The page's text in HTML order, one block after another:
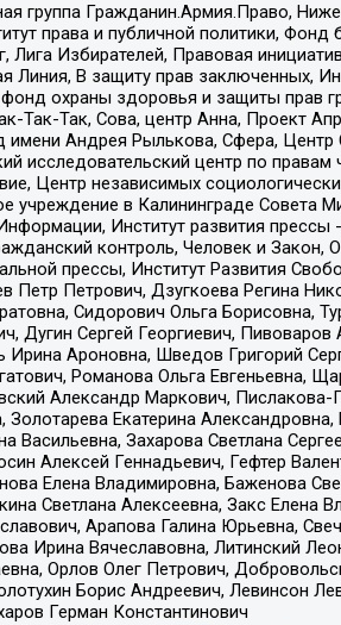
группа Гражданин.Армия.Право,
права и публичной политики,
Лига Избирателей, Правовая
Линия, В защиту прав заключенных,
фонд охраны здоровья и защиты прав
Так-Так, Сова, центр Анна, Проект
имени Андрея Рылькова, Сфера,
исследовательский центр по
Центр независимых
учреждение в Калининграде Совета
Институт развития
контроль, Человек и
прессы, Институт Развития
Петр Петрович, Дзугкоева Регина
Сидорович Ольга Борисовна,
Дугин Сергей Георгиевич,
Ароновна, Шведов Григорий
Романова Ольга Евгеньевна,
Александр Маркович,
Золотарева Екатерина
Васильевна, Захарова Светлана
Алексей Геннадьевич, Гефтер
Елена Владимировна, Баженова
Светлана Алексеевна, Закс
Арапова Галина Юрьевна,
Ирина Вячеславовна, Литинский
Орлов Олег Петрович,
Борис Андреевич, Левинсон
Герман Константинович